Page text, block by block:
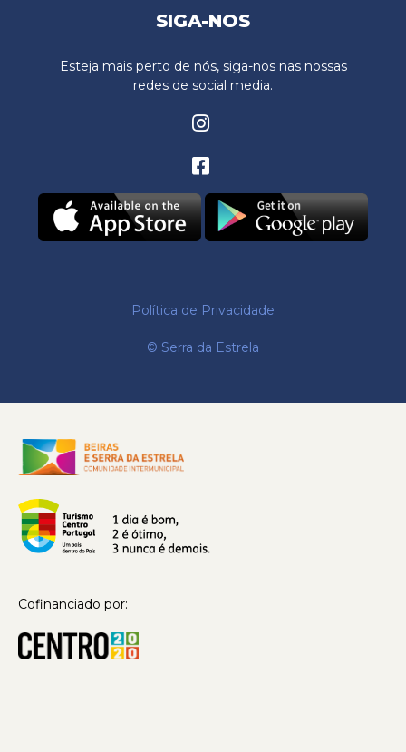
SIGA-NOS
Esteja mais perto de nós, siga-nos nas nossas
redes de social media.
© Serra da Estrela
Política de Privacidade
Cofinanciado por: